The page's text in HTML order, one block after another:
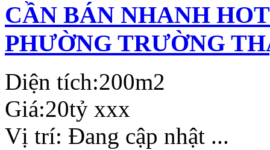
CẦN BÁN NHANH
PHƯỜNG TRƯỜNG
Diện tích:200m2
Giá:20tỷ xxx
Vị trí: Đang cập nhật ...